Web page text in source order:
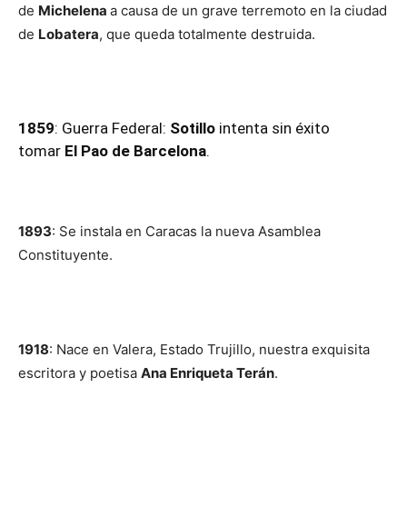
de Michelena a causa de un grave terremoto en la ciudad
de Lobatera, que queda totalmente destruida.
1859: Guerra Federal: Sotillo intenta sin éxito
tomar El Pao de Barcelona.
1893: Se instala en Caracas la nueva Asamblea
Constituyente.
1918: Nace en Valera, Estado Trujillo, nuestra exquisita
escritora y poetisa Ana Enriqueta Terán.